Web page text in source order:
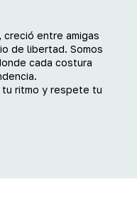
creció entre amigas
de libertad. Somos
cada costura
tu ritmo y respete tu